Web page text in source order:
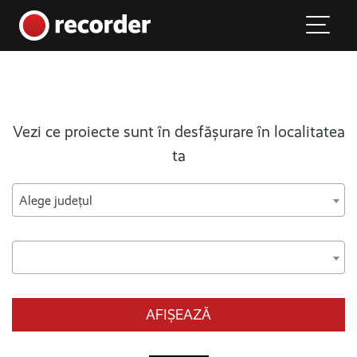
Main Navigation
Vezi ce proiecte sunt în desfășurare în localitatea
ta
Alege județul
AFIȘEAZĂ